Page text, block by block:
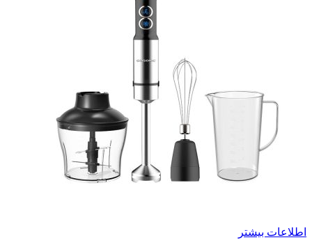
اطلاعات بیشتر